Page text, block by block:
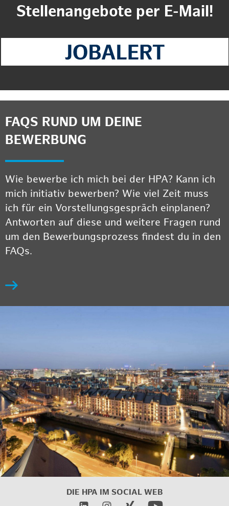
Stellenangebote per E-Mail!
FAQS RUND UM DEINE
BEWERBUNG
Wie bewerbe ich mich bei der HPA? Kann ich
mich initiativ bewerben? Wie viel Zeit muss
ich für ein Vorstellungsgespräch einplanen?
Antworten auf diese und weitere Fragen rund
um den Bewerbungsprozess findest du in den
FAQs.
DIE HPA IM SOCIAL WEB